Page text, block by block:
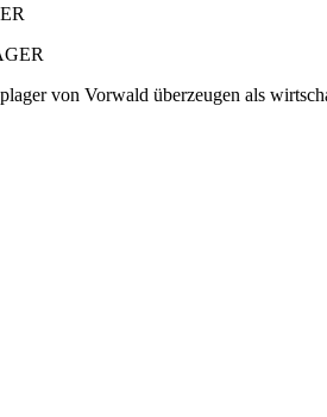
von Vorwald überzeugen als